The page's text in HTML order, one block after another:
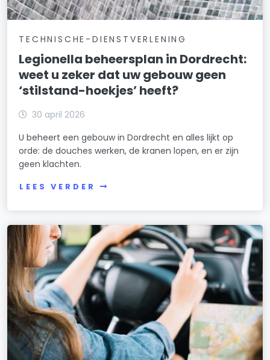
TECHNISCHE-DIENSTVERLENING
Legionella beheersplan in Dordrecht:
weet u zeker dat uw gebouw geen
‘stilstand-hoekjes’ heeft?
30 april 2026
U beheert een gebouw in Dordrecht en alles lijkt op
orde: de douches werken, de kranen lopen, en er zijn
geen klachten.
LEES VERDER